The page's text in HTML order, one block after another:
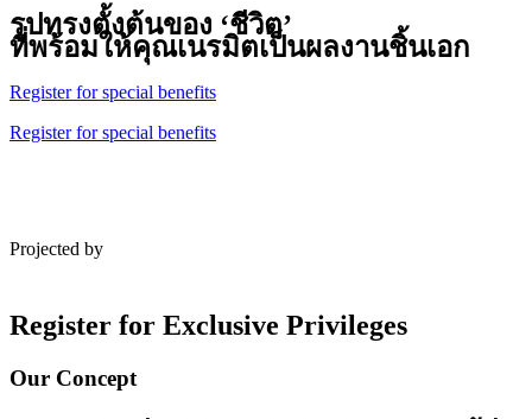
รูปทรงตั้งต้นของ ‘ชีวิต’
ที่พร้อมให้คุณเนรมิตเป็นผลงานชิ้นเอก
Register for special benefits
Register for special benefits
Projected by
Register for Exclusive Privileges
Our Concept